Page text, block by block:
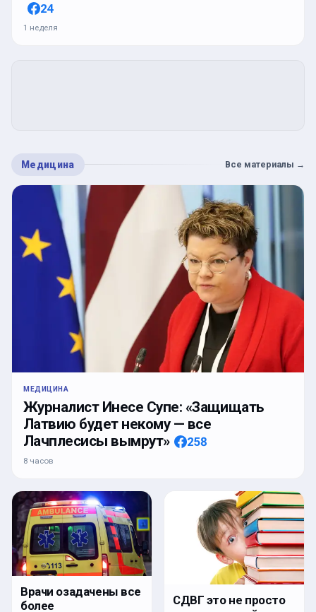
24
1 неделя
Медицина Все материалы →
МЕДИЦИНА
Журналист Инесе Супе: «Защищать
Латвию будет некому — все
Лачплесисы вымрут»
258
8 часов
Врачи озадачены все
более
СДВГ это не просто